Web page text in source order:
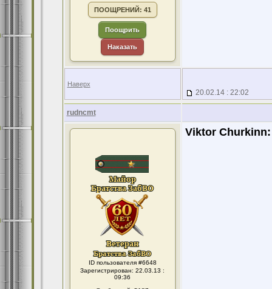
ПООЩРЕНИЙ: 41
Поощрить
Наказать
Наверх
20.02.14 : 22:02
rudncmt
ID пользователя #6648
Зарегистрирован: 22.03.13 :
09:36
Viktor Churkinn: